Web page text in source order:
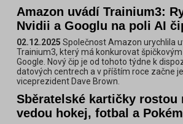
Amazon uvádí Trainium3:
Nvidii a Googlu na poli AI
02.12.2025 Společnost Amazon urychlila
Trainium3, který má konkurovat
Google. Nový čip je od tohoto týdne k
datových centrech a v příštím roce začne
viceprezident Dave Brown.
Sběratelské kartičky rostou
vedou hokej, fotbal a